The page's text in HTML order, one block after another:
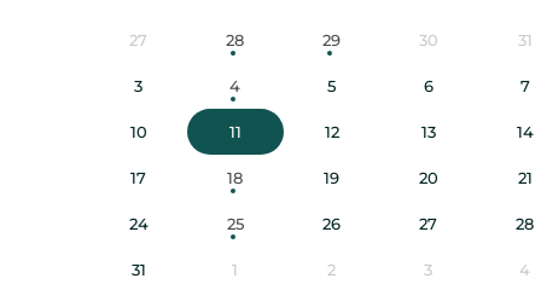
27 28 29 30 31
3 4 5 6 7
10 11 12 13 14
17 18 19 20 21
24 25 26 27 28
31 1 2 3 4